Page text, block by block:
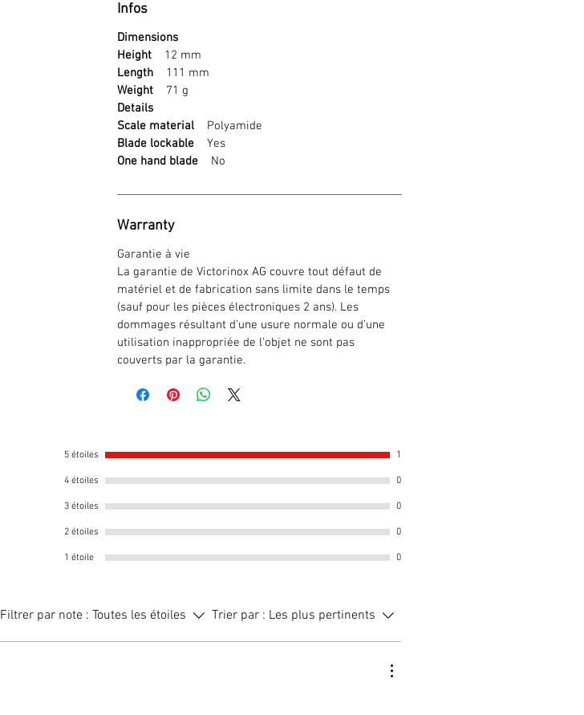
Infos
Dimensions
Height 12 mm
Length 111 mm
Weight 71 g
Details
Scale material Polyamide
Blade lockable
Yes
One hand blade
No
Warranty
Garantie à vie
La garantie de Victorinox AG couvre tout défaut de
matériel et de fabrication sans limite dans le temps
(sauf pour les pièces électroniques 2 ans). Les
dommages résultant d’une usure normale ou d’une
utilisation inappropriée de l’objet ne sont pas
couverts par la garantie.
5 étoiles 1
4 étoiles 0
3 étoiles 0
2 étoiles 0
1 étoile 0
Filtrer par note : Toutes les étoiles Trier par : Les plus pertinents